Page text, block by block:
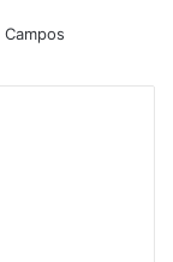
Campos